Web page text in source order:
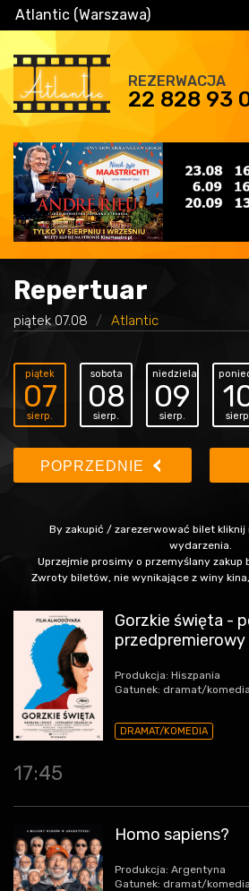
Atlantic (Warszawa)
REZERWACJA
22 828 93
Repertuar
piątek 07.08 Atlantic
piątek
07
sierp.
sobota
08
sierp.
niedziela
09
sierp.
POPRZEDNIE
By zakupić / zarezerwować bilet
wydarzenia.
Uprzejmie prosimy o przemyślany
Zwroty biletów, nie wynikające z winy
Gorzkie święta -
przedpremierowy
Produkcja: Hiszpania
Gatunek: dramat/komedia
DRAMAT/KOMEDIA
17:45
Homo sapiens?
Produkcja: Argentyna
Gatunek: dramat/komedia